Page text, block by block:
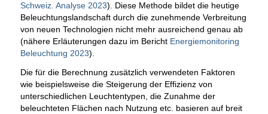
Schweiz. Analyse 2023). Diese Methode bildet die heutige
Beleuchtungslandschaft durch die zunehmende Verbreitung
von neuen Technologien nicht mehr ausreichend genau ab
(nähere Erläuterungen dazu im Bericht Energiemonitoring
Beleuchtung 2023).
Die für die Berechnung zusätzlich verwendeten Faktoren
wie beispielsweise die Steigerung der Effizienz von
unterschiedlichen Leuchtentypen, die Zunahme der
beleuchteten Flächen nach Nutzung etc. basieren auf breit